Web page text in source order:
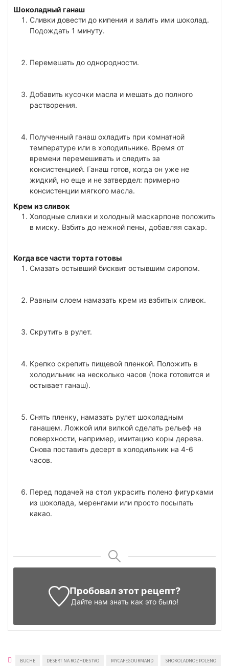
Шоколадный ганаш
Сливки довести до кипения и залить ими шоколад.
Подождать 1 минуту.
Перемешать до однородности.
Добавить кусочки масла и мешать до полного
растворения.
Полученный ганаш охладить при комнатной
температуре или в холодильнике. Время от
времени перемешивать и следить за
консистенцией. Ганаш готов, когда он уже не
жидкий, но еще и не затвердел: примерно
консистенции мягкого масла.
Крем из сливок
Холодные сливки и холодный маскарпоне положить
в миску. Взбить до нежной пены, добавляя сахар.
Когда все части торта готовы
Смазать остывший бисквит остывшим сиропом.
Равным слоем намазать крем из взбитых сливок.
Скрутить в рулет.
Крепко скрепить пищевой пленкой. Положить в
холодильник на несколько часов (пока готовится и
остывает ганаш).
Снять пленку, намазать рулет шоколадным
ганашем. Ложкой или вилкой сделать рельеф на
поверхности, например, имитацию коры дерева.
Снова поставить десерт в холодильник на 4-6
часов.
Перед подачей на стол украсить полено фигурками
из шоколада, меренгами или просто посыпать
какао.
Пробовал этот рецепт?
Дайте нам знать как это было!
BUCHE DESERT NA ROZHDESTVO MYCAFEGOURMAND SHOKOLADNOE POLENO